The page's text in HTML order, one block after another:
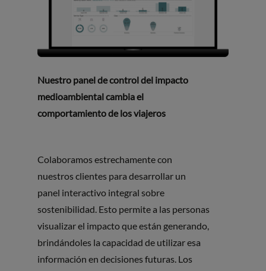
Nuestro panel de control del impacto
medioambiental cambia el
comportamiento de los viajeros
Colaboramos estrechamente con
nuestros clientes para desarrollar un
panel interactivo integral sobre
sostenibilidad. Esto permite a las personas
visualizar el impacto que están generando,
brindándoles la capacidad de utilizar esa
información en decisiones futuras. Los